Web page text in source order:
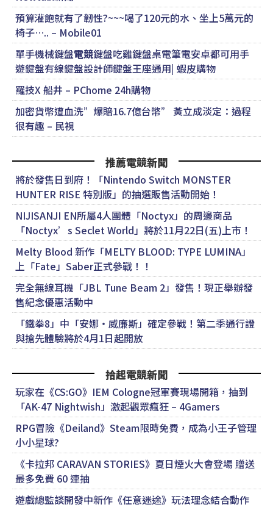
預算灌飽就有了韌性?~~~喝了120元的水、坐上5萬元的
椅子….. – Mobile01
單手機械鍵盤電競鍵盤吃雞鍵盤桌電筆電安卓都可用手
遊鍵盤有線鍵盤設計師鍵盤王座通用| 蝦皮購物
羅技X 船井 – PChome 24h購物
加密貨幣遭血洗”爆賠16.7億台幣” 黃立成淡定：過程
很有趣 – 民視
推薦電競新聞
將於發售日到府！「Nintendo Switch MONSTER
HUNTER RISE 特別版」的抽選販售活動開始！
NIJISANJI EN所屬4人團體「Noctyx」的周邊商品
「Noctyx’s Seclet World」將於11月22日(五)上市！
Melty Blood 新作「MELTY BLOOD: TYPE LUMINA」
上「Fate」Saber正式參戰！！
完全無線耳機「JBL Tune Beam 2」發售！現正舉辦發
售紀念優惠活動中
「鐵拳8」中「安娜‧威廉斯」確定參戰！第二季通行證
與搶先體驗將於4月1日起開放
拾起電競新聞
玩家在《CS:GO》IEM Cologne冠軍賽現場開箱，抽到
「AK-47 Nightwish」激起觀眾瘋狂 – 4Gamers
RPG冒險《Deiland》Steam限時免費，成為小王子管理
小小星球?
《卡拉邦 CARAVAN STORIES》夏日煙火大會登場 贈送
最多免費 60 連抽
遊戲總監談開發中新作《任意迷途》玩法理念結合動作